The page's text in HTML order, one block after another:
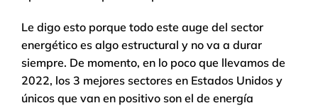
Le digo esto porque todo este auge del sector
energético es algo estructural y no va a durar
siempre. De momento, en lo poco que llevamos de
2022, los 3 mejores sectores en Estados Unidos y
únicos que van en positivo son el de energía